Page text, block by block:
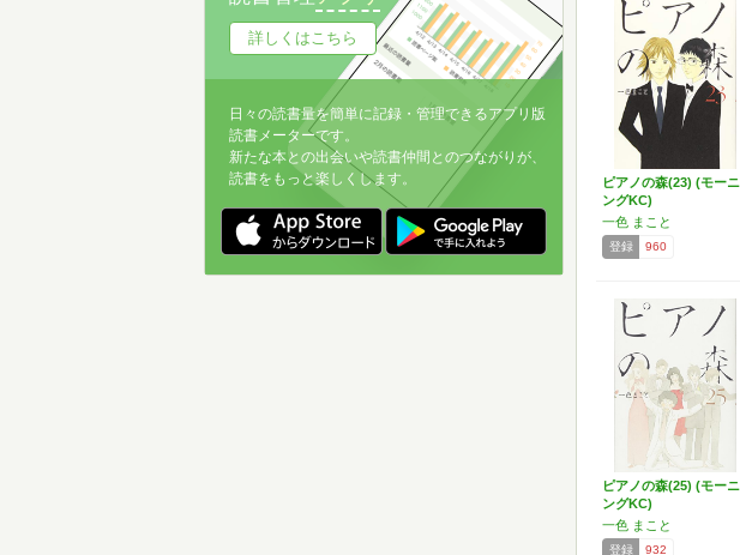
ピアノの森(23) (モーニ
ングKC)
一色 まこと
登録 960
ピアノの森(25) (モーニ
ングKC)
一色 まこと
登録 932
詳しくはこちら
日々の読書量を簡単に記録・管理できるアプリ版
読書メーターです。
新たな本との出会いや読書仲間とのつながりが、
読書をもっと楽しくします。